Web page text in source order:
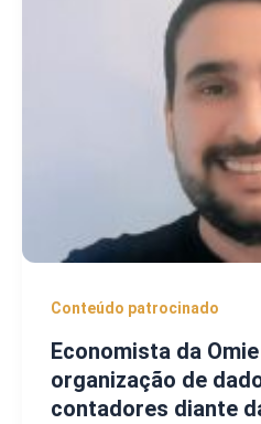
Conteúdo patrocinado
Economista da
organização de
contadores diante